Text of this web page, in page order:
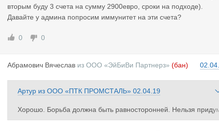
вторым буду 3 счета на сумму 2900евро, сроки на подходе).
Давайте у админа попросим иммунитет на эти счета?
0 0
Абрамович Вячеслав из ООО «ЭйБиВи Партнерз» (бан)
Артур из ООО «ПТК ПРОМСТАЛЬ» 02.04.19
Хорошо. Борьба должна быть равносторонней. Нельзя
ать рычаг для экспедитора и потирать руки. Давайте